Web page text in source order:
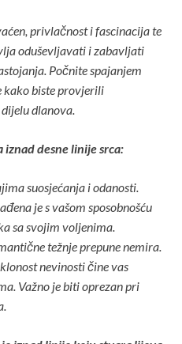
privlačnost i fascinacija te
oduševljavati i zabavljati
Počnite spajanjem
kako biste provjerili
dlanova.
iznad desne linije srca:
suosjećanja i odanosti.
je s vašom sposobnošću
sa svojim voljenima.
težnje prepune nemira.
nevinosti čine vas
Važno je biti oprezan pri